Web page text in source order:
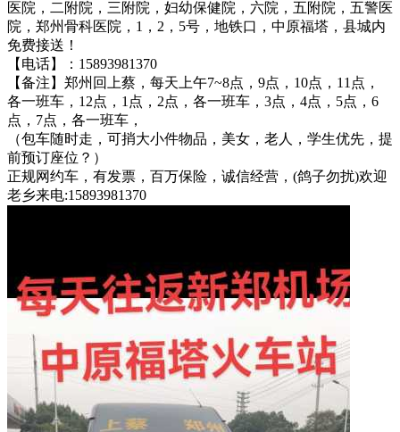
医院，二附院，三附院，妇幼保健院，六院，五附院，五警医
院，郑州骨科医院，1，2，5号，地铁口，中原福塔，县城内
免费接送！
【电话】：15893981370
【备注】郑州回上蔡，每天上午7~8点，9点，10点，11点，
各一班车，12点，1点，2点，各一班车，3点，4点，5点，6
点，7点，各一班车，
（包车随时走，可捎大小件物品，美女，老人，学生优先，提
前预订座位？）
正规网约车，有发票，百万保险，诚信经营，(鸽子勿扰)欢迎
老乡来电:15893981370